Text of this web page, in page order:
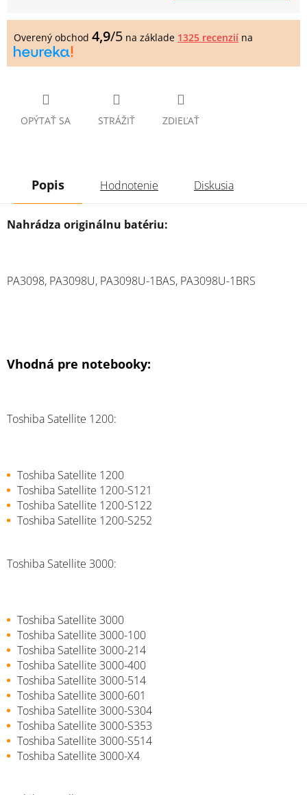
OPÝTAŤ SA STRÁŽIŤ ZDIEĽAŤ
cena:
Overený obchod 4,9/5 na základe 1325 recenzií na
Popis Hodnotenie Diskusia
Nahrádza originálnu batériu:
PA3098, PA3098U, PA3098U-1BAS, PA3098U-1BRS
Vhodná pre notebooky:
Toshiba Satellite 1200:
Toshiba Satellite 1200
Toshiba Satellite 1200-S121
Toshiba Satellite 1200-S122
Toshiba Satellite 1200-S252
Toshiba Satellite 3000:
Toshiba Satellite 3000
Toshiba Satellite 3000-100
Toshiba Satellite 3000-214
Toshiba Satellite 3000-400
Toshiba Satellite 3000-514
Toshiba Satellite 3000-601
Toshiba Satellite 3000-S304
Toshiba Satellite 3000-S353
Toshiba Satellite 3000-S514
Toshiba Satellite 3000-X4